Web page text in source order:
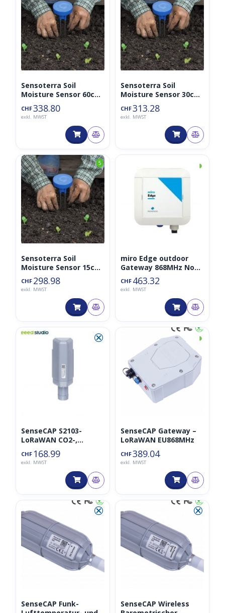
Sensoterra Soil
Moisture Sensor 60cm
(Bodenfeuchte) inkl.
Cloud-Plattform
CHF338.80
exkl. MWST
Sensoterra Soil
Moisture Sensor 30cm
(Bodenfeuchte) inkl.
Cloud-Plattform
CHF313.28
exkl. MWST
5
Sensoterra Soil
Moisture Sensor 15cm
(Bodenfeuchte) inkl.
Cloud-Plattform
CHF 298.98
exkl. MWST
◑
miro Edge outdoor
Gateway 868MHz Non-
CHF 463.32
exkl. MWST
⮿
SenseCAP S2103-
LoRaWAN CO2-,
Temperatur- und
Luftfeuchtigkeitssens
or
CHF 168.99
exkl. MWST
◑
SenseCAP Gateway –
LoRaWAN EU868MHz
CHF389.04
exkl. MWST
⮿
SenseCAP Funk-
⮿
SenseCAP Wireless